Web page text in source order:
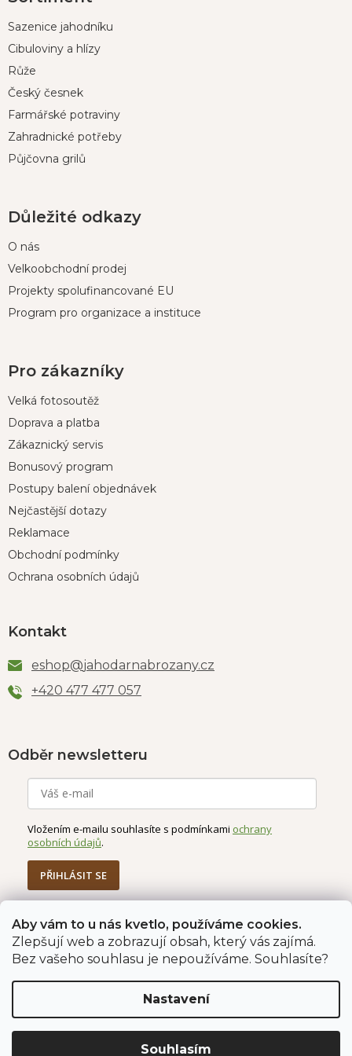
Aby vám to u nás kvetlo, používáme cookies.
Zlepšují web a zobrazují obsah, který vás zajímá.
Bez vašeho souhlasu je nepoužíváme. Souhlasíte?
Nastavení
Souhlasím
aSazenice jahodníku
Cibuloviny a hlízy
Růže
Český česnek
Farmářské potraviny
Zahradnické potřeby
Půjčovna grilů
Důležité odkazy
O nás
Velkoobchodní prodej
Projekty spolufinancované EU
Program pro organizace a instituce
Pro zákazníky
Velká fotosoutěž
Doprava a platba
Zákaznický servis
Bonusový program
Postupy balení objednávek
Nejčastější dotazy
Reklamace
Obchodní podmínky
Ochrana osobních údajů
Kontakt
eshop@jahodarnabrozany.cz
+420 477 477 057
Odběr newsletteru
Vložením e-mailu souhlasíte s podmínkami ochrany
osobních údajů.
PŘIHLÁSIT SE
Jahodárna Brozany Obchodní podmínky
Podmínky ochrany údajů
Vytvořil Shoptet Premium
Jahodárna Brozany nad Ohří s.r.o.